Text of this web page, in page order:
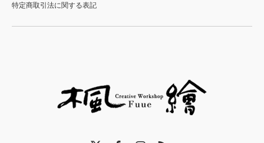
特定商取引法に関する表記